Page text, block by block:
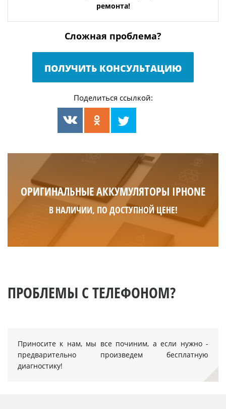
ремонта!
Сложная проблема?
ПОЛУЧИТЬ КОНСУЛЬТАЦИЮ
Поделиться ссылкой:
ОРИГИНАЛЬНЫЕ АККУМУЛЯТОРЫ IPHONE
В НАЛИЧИИ, ПО ДОСТУПНОЙ ЦЕНЕ!
ПРОБЛЕМЫ С ТЕЛЕФОНОМ?
Приносите к нам, мы все починим, а если нужно -
предварительно произведем бесплатную
диагностику!